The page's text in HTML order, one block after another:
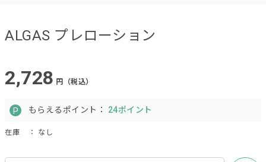
ALGAS プレローション
2,728 円（税込）
もらえるポイント： 24ポイント
在庫 ： なし